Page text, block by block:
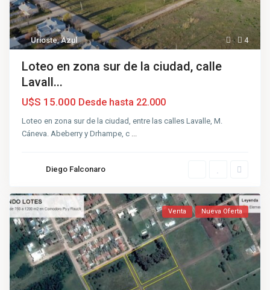
4
Urioste,Azul
Loteo en zona sur de la ciudad, calle
Lavall...
U$S 15.000 Desde hasta 22.000
Loteo en zona sur de la ciudad, entre las calles Lavalle, M.
Cáneva. Abeberry y Drhampe, c
Diego Falconaro
Venta Nueva Oferta